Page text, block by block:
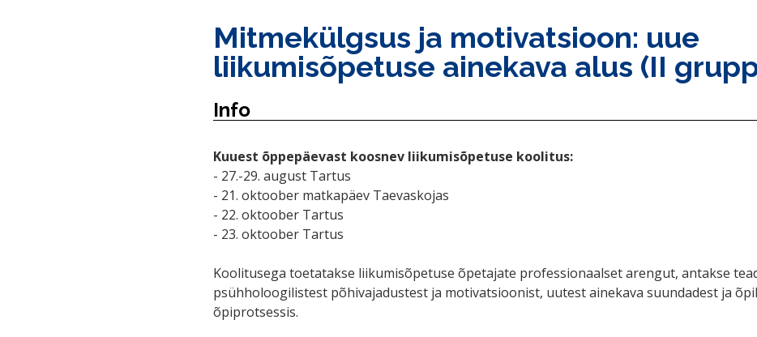
Mitmekülgsus ja motivatsioon: uue
liikumisõpetuse ainekava alus (II
Info
Kuuest õppepäevast koosnev liikumisõpetuse koolitus:
- 27.-29. august Tartus
- 21. oktoober matkapäev Taevaskojas
- 22. oktoober Tartus
- 23. oktoober Tartus
Koolitusega toetatakse liikumisõpetuse õpetajate professionaalset arengut, antakse
psühholoogilistest põhivajadustest ja motivatsioonist, uutest ainekava suundadest ja
õpiprotsessis.